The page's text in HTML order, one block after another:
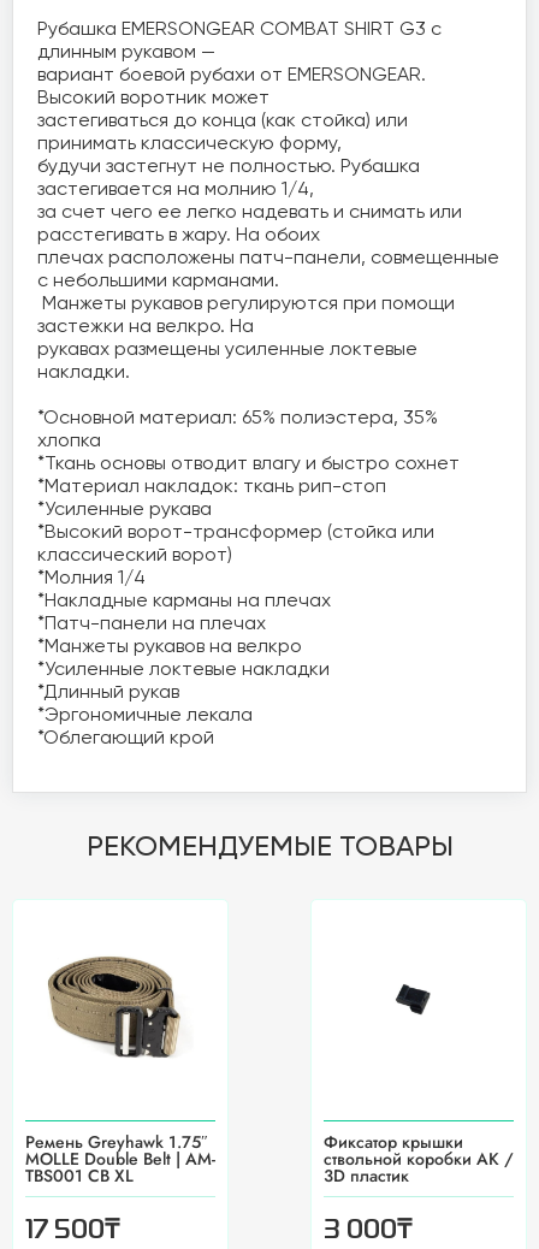
Рубашка EMERSONGEAR COMBAT SHIRT G3 с
длинным рукавом —
вариант боевой рубахи от EMERSONGEAR.
Высокий воротник может
застегиваться до конца (как стойка) или
принимать классическую форму,
будучи застегнут не полностью. Рубашка
застегивается на молнию 1/4,
за счет чего ее легко надевать и снимать или
расстегивать в жару. На обоих
плечах расположены патч-панели, совмещенные
с небольшими карманами.
застежки на велкро. На
рукавах размещены усиленные локтевые
накладки.
*Основной материал: 65% полиэстера, 35%
хлопка
*Ткань основы отводит влагу и быстро сохнет
*Материал накладок: ткань рип-стоп
*Усиленные рукава
*Высокий ворот-трансформер (стойка или
классический ворот)
*Молния 1/4
*Накладные карманы на плечах
*Патч-панели на плечах
*Манжеты рукавов на велкро
*Усиленные локтевые накладки
*Длинный рукав
*Эргономичные лекала
*Облегающий крой
РЕКОМЕНДУЕМЫЕ ТОВАРЫ
Ремень Greyhawk 1.75″
MOLLE Double Belt | AM-
TBS001 CB XL
17 500₸
Фиксатор крышки
ствольной коробки АК /
3D пластик
3 000₸